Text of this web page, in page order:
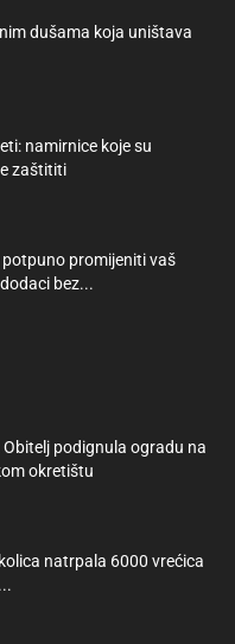
dušama koja uništava
namirnice koje su
zaštititi
promijeniti vaš
bez...
Obitelj podignula ogradu na
okretištu
natrpala 6000 vrećica